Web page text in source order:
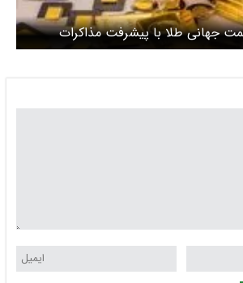
قیمت جهانی طلا با پیشرفت مذاکرات